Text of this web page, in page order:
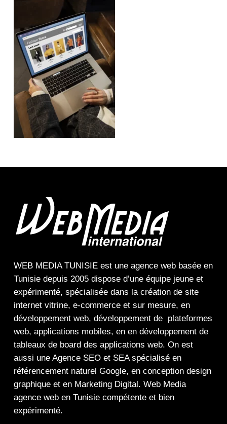
WEB MEDIA TUNISIEest une agence webbasée en
Tunisie depuis 2005 dispose d’une équipe jeune et
expérimenté, spécialisée dans la création de site
internet vitrine, e-commerceet sur mesure, en
développement web, développement de plateformes
web, applications mobiles, en en développement de
tableaux de boarddes applications web. On est
aussi une Agence SEOet SEAspécialisé en
référencement naturel Google, en conception design
graphiqueet en Marketing Digital. Web Media
agence web en Tunisie compétente et bien
expérimenté.